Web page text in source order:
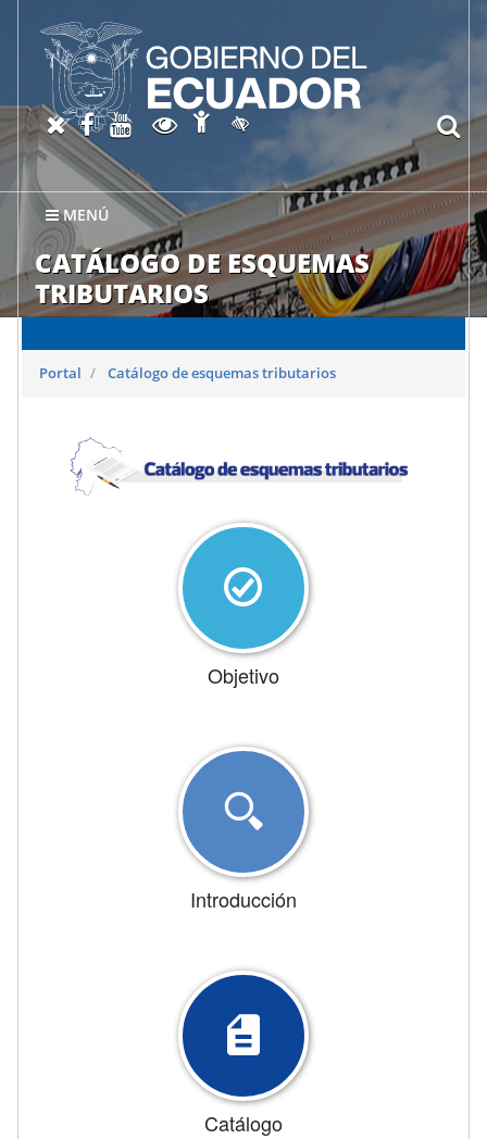
MENÚ
CATÁLOGO DE ESQUEMAS
TRIBUTARIOS
X oficial del SRI
Facebook oficial SRI
Canal del SRI en YouTube
Abrir página de
Abrir página de
Activar/quitar contraste
Portal Catálogo de esquemas tributarios
Objetivo
Introducción
Catálogo